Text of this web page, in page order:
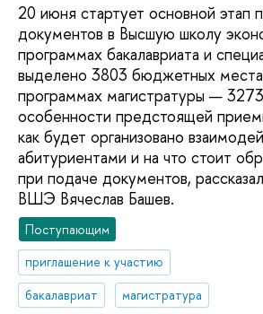
20 июня стартует основной этап
документов в Высшую школу
программах бакалавриата и
выделено 3803 бюджетных
программах магистратуры —
особенности предстоящей
как будет организовано
абитуриентами и на что стоит
при подаче документов,
ВШЭ Вячеслав Башев.
Поступающим
приглашение к участию
бакалавриат
магистратура